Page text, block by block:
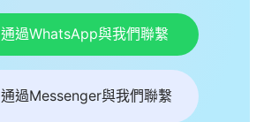
通過WhatsApp與我們聯繫
通過Messenger與我們聯繫